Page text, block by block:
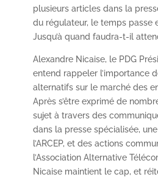
plusieurs articles dans la
du régulateur, le temps passe
Jusqu’à quand faudra-t-il
Alexandre Nicaise, le PDG
entend rappeler l’importance
alternatifs sur le marché des
Après s’être exprimé de
sujet à travers des
dans la presse spécialisée,
l’ARCEP, et des actions
l’Association Alternative
Nicaise maintient le cap, et